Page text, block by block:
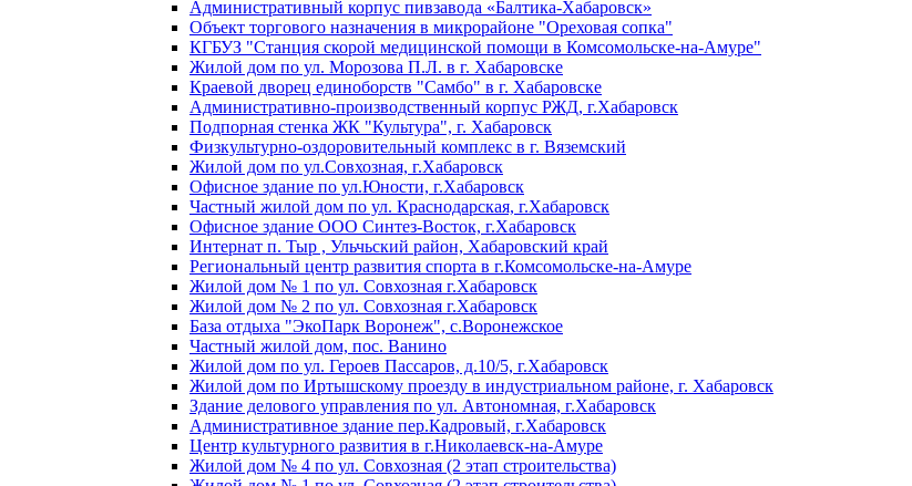
Административный корпус пивзавода «Балтика-Хабаровск»
Объект торгового назначения в микрорайоне "Ореховая сопка"
КГБУЗ "Станция скорой медицинской помощи в Комсомольске-на-Амуре"
Жилой дом по ул. Морозова П.Л. в г. Хабаровске
Краевой дворец единоборств "Самбо" в г. Хабаровске
Административно-производственный корпус РЖД, г.Хабаровск
Подпорная стенка ЖК "Культура", г. Хабаровск
Физкультурно-оздоровительный комплекс в г. Вяземский
Жилой дом по ул.Совхозная, г.Хабаровск
Офисное здание по ул.Юности, г.Хабаровск
Частный жилой дом по ул. Краснодарская, г.Хабаровск
Офисное здание ООО Синтез-Восток, г.Хабаровск
Интернат п. Тыр , Ульчьский район, Хабаровский край
Региональный центр развития спорта в г.Комсомольске-на-Амуре
Жилой дом № 1 по ул. Совхозная г.Хабаровск
Жилой дом № 2 по ул. Совхозная г.Хабаровск
База отдыха "ЭкоПарк Воронеж", с.Воронежское
Частный жилой дом, пос. Ванино
Жилой дом по ул. Героев Пассаров, д.10/5, г.Хабаровск
Жилой дом по Иртышскому проезду в индустриальном районе, г. Хабаровск
Здание делового управления по ул. Автономная, г.Хабаровск
Административное здание пер.Кадровый, г.Хабаровск
Центр культурного развития в г.Николаевск-на-Амуре
Жилой дом № 4 по ул. Совхозная (2 этап строительства)